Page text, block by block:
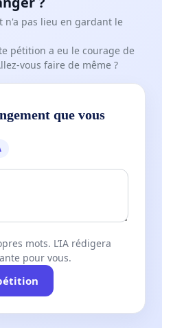
agressive
électricité statique des
gardiens sociables et
et d'une menace au bâton !
aux aptitudes possibles,
dans son ensemble.
de test
et
peu probant
morphologie
points précis est toujours
n'a pas lieu en gardant le
pétition a eu le courage de
vous faire de même ?
que vous
mots. L’IA rédigera
pour vous.